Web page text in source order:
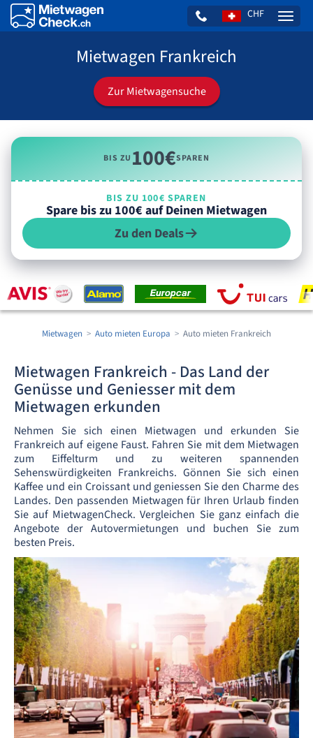
CHF
Mietwagen Frankreich
Zur Mietwagensuche
BIS ZU100€SPAREN
BIS ZU 100€ SPAREN
Spare bis zu 100€ auf Deinen Mietwagen
Zu den Deals
Mietwagen Auto mieten Europa Auto mieten Frankreich
Mietwagen Frankreich - Das Land der
Genüsse und Geniesser mit dem
Mietwagen erkunden
Nehmen Sie sich einen Mietwagen und erkunden Sie
Frankreich auf eigene Faust. Fahren Sie mit dem Mietwagen
zum Eiffelturm und zu weiteren spannenden
Sehenswürdigkeiten Frankreichs. Gönnen Sie sich einen
Kaffee und ein Croissant und geniessen Sie den Charme des
Landes. Den passenden Mietwagen für Ihren Urlaub finden
Sie auf MietwagenCheck. Vergleichen Sie ganz einfach die
Angebote der Autovermietungen und buchen Sie zum
besten Preis.